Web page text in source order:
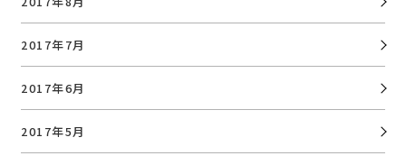
2017年7月
2017年6月
2017年5月